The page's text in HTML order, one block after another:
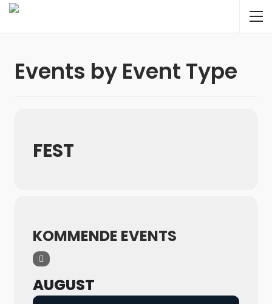
Events by Event Type
FEST
KOMMENDE EVENTS
AUGUST